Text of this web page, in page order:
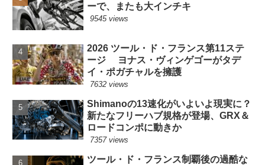
ーで、またも大インチキ
9545 views
2026 ツール・ド・フランス第11ステ
ージ ヨナス・ヴィンゲゴーがタデ
イ・ポガチャルを擁護
7632 views
Shimanoの13速化がいよいよ現実に？
新たなフリーハブ規格が登場、GRX＆
ロードコンポに動きか
7357 views
ツール・ド・フランス制覇後の過酷な